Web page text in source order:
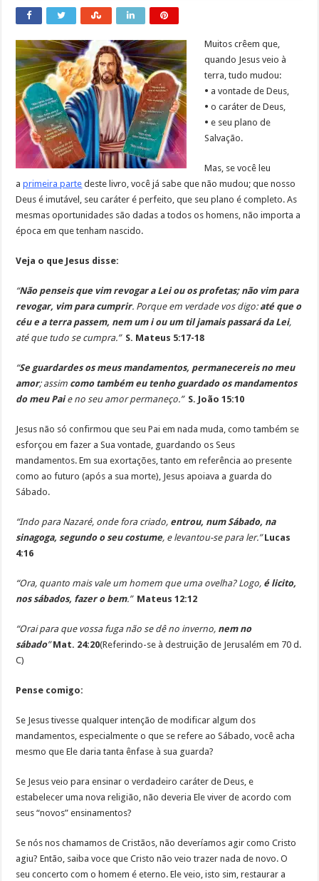
Muitos crêem que,
quando Jesus veio à
terra, tudo mudou:
• a vontade de Deus,
•o caráter de Deus,
•e seu plano de
Salvação.
Mas, se você leu
aprimeira parte deste livro, você já sabe que não mudou; que nosso
Deus é imutável, seu caráter é perfeito, que seu plano é completo. As
mesmas oportunidades são dadas a todos os homens, não importa a
época em que tenham nascido.
Veja o que Jesus disse:
“Não penseis que vim revogar a Lei ou os profetas; não vim para
revogar, vim para cumprir. Porque em verdade vos digo: até que o
céu e a terra passem, nem um i ou um til jamais passará da Lei,
até que tudo se cumpra.” S. Mateus 5:17-18
“Se guardardes os meus mandamentos, permanecereis no meu
amor; assim como também eu tenho guardado os mandamentos
do meu Paie no seu amor permaneço.” S. João 15:10
Jesus não só confirmou que seu Pai em nada muda, como também se
esforçou em fazer a Sua vontade, guardando os Seus
mandamentos. Em sua exortações, tanto em referência ao presente
como ao futuro (após a sua morte), Jesus apoiava a guarda do
Sábado.
“Indo para Nazaré, onde fora criado, entrou, num Sábado, na
sinagoga, segundo o seu costume, e levantou-se para ler.” Lucas
4:16
“Ora, quanto mais vale um homem que uma ovelha? Logo, é licito,
nos sábados, fazer o bem.” Mateus 12:12
“Orai para que vossa fuga não se dê no inverno, nem no
sábado” Mat. 24:20(Referindo-se à destruição de Jerusalém em 70 d.
C)
Pense comigo:
Se Jesus tivesse qualquer intenção de modificar algum dos
mandamentos, especialmente o que se refere ao Sábado, você acha
mesmo que Ele daria tanta ênfase à sua guarda?
Se Jesus veio para ensinar o verdadeiro caráter de Deus, e
estabelecer uma nova religião, não deveria Ele viver de acordo com
seus “novos” ensinamentos?
Se nós nos chamamos de Cristãos, não deveríamos agir como Cristo
agiu? Então, saiba voce que Cristo não veio trazer nada de novo. O
seu concerto com o homem é eterno. Ele veio, isto sim, restaurar a